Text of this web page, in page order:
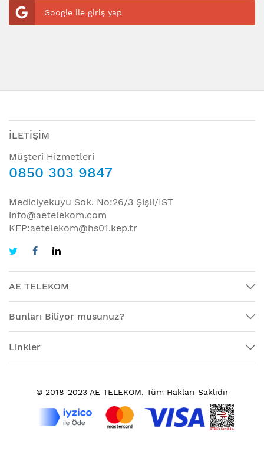
Google ile giriş yap
İLETİŞİM
Müşteri Hizmetleri
0850 303 9847
Mediciyekuyu Sok. No:26/3 Şişli/IST
info@aetelekom.com
KEP:aetelekom@hs01.kep.tr
AE TELEKOM
Bunları Biliyor musunuz?
Linkler
© 2018-2023 AE TELEKOM. Tüm Hakları Saklıdır